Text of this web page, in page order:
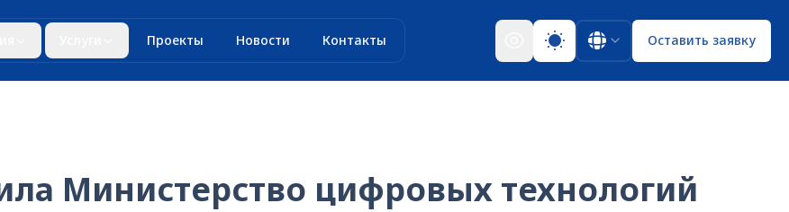
Проекты Новости Контакты Оставить заявку
Министерство цифровых технологий